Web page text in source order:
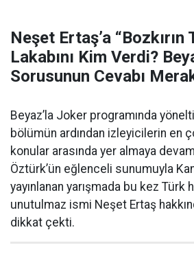
Neşet Ertaş’a “Bozkırın
Lakabını Kim Verdi?
Sorusunun Cevabı
Beyaz’la Joker programında
bölümün ardından izleyicilerin en
konular arasında yer almaya
Öztürk’ün eğlenceli sunumuyla
yayınlanan yarışmada bu kez Türk
unutulmaz ismi Neşet Ertaş
dikkat çekti.